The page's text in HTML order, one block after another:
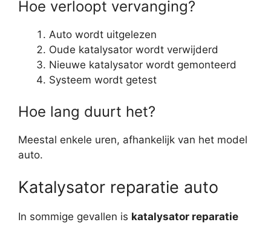
Hoe verloopt vervanging?
Auto wordt uitgelezen
Oude katalysator wordt verwijderd
Nieuwe katalysator wordt gemonteerd
Systeem wordt getest
Hoe lang duurt het?
Meestal enkele uren, afhankelijk van het model
auto.
Katalysator reparatie auto
In sommige gevallen is katalysator reparatie